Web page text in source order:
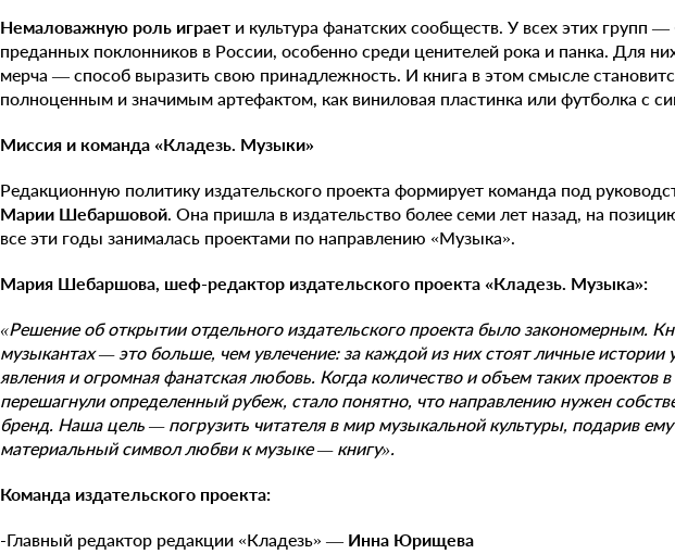
Немаловажную роль играет и культура фанатских сообществ. У всех этих групп
преданных поклонников в России, особенно среди ценителей рока и панка. Для
мерча — способ выразить свою принадлежность. И книга в этом смысле
полноценным и значимым артефактом, как виниловая пластинка или футболка с
Миссия и команда «Кладезь. Музыки»
Редакционную политику издательского проекта формирует команда под
Марии Шебаршовой . Она пришла в издательство более семи лет назад, на
все эти годы занималась проектами по направлению «Музыка».
Мария Шебаршова, шеф-редактор издательского проекта «Кладезь. Музыка»:
«Решение об открытии отдельного издательского проекта было закономерным.
музыкантах — это больше, чем увлечение: за каждой из них стоят личные истории
явления и огромная фанатская любовь. Когда количество и объем таких проектов
перешагнули определенный рубеж, стало понятно, что направлению нужен
бренд. Наша цель — погрузить читателя в мир музыкальной культуры, подарив
материальный символ любви к музыке — книгу».
Команда издательского проекта:
-Главный редактор редакции «Кладезь» — Инна Юрищева